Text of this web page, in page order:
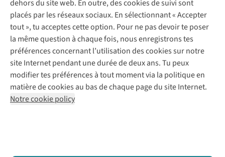
dehors du site web. En outre, des cookies de suivi sont
placés par les réseaux sociaux. En sélectionnant « Accepter
tout », tu acceptes cette option. Pour ne pas devoir te poser
la même question à chaque fois, nous enregistrons tes
préférences concernant l’utilisation des cookies sur notre
site Internet pendant une durée de deux ans. Tu peux
modifier tes préférences à tout moment via la politique en
matière de cookies au bas de chaque page du site Internet.
Notre cookie policy
Klarna : post-paiement
Livraison
Retourner
Rétractation d'une commande
Garantie
Contact
Personal shopping
Boîte à vêtements
Événements / ateliers
Qui sommes-nous ?
Juttu Friends
Inspiration
Travailler chez Juttu
Nos magasins
Le monde de Juttu
Entrepreneuriat responsable
Déclaration d’accessibilité
Abonne-toi à la newsletter
Suivez-nous